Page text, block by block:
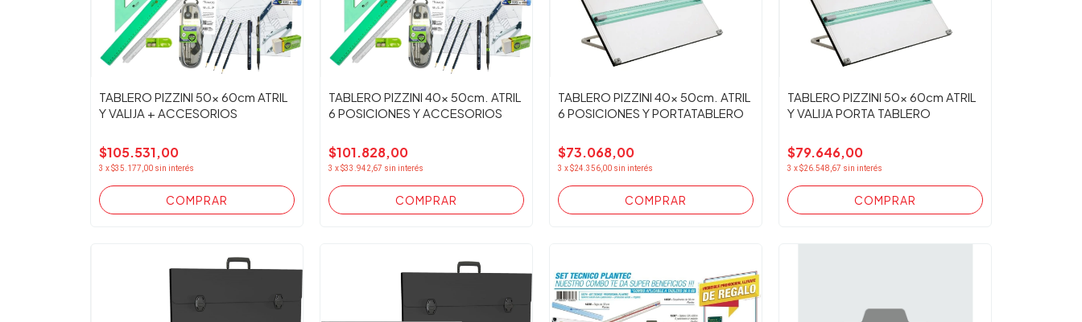
TABLERO PIZZINI 50x 60cm ATRIL
Y VALIJA + ACCESORIOS
$105.531,00
3 x$35.177,00 sin interés
TABLERO PIZZINI 40x 50cm. ATRIL
6 POSICIONES Y ACCESORIOS
$101.828,00
3 x$33.942,67 sin interés
TABLERO PIZZINI 40x 50cm. ATRIL
6 POSICIONES Y PORTATABLERO
$73.068,00
3 x$24.356,00 sin interés
TABLERO PIZZINI 50x 60cm ATRIL
Y VALIJA PORTA TABLERO
$79.646,00
3 x$26.548,67 sin interés